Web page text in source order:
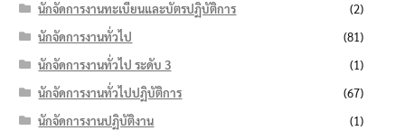
นักจัดการงานทะเบียนและบัตรปฏิบัติการ
(2)
นักจัดการงานทั่วไป
(81)
นักจัดการงานทั่วไป ระดับ 3
(1)
นักจัดการงานทั่วไปปฏิบัติการ
(67)
นักจัดการงานปฏิบัติงาน
(1)